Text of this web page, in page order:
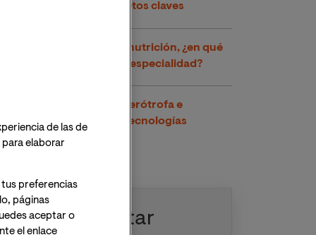
Nutrición enteral, conceptos claves
Salidas profesionales de nutrición, ¿en qué
puedes trabajar con esta especialidad?
Nutrición autótrofa y heterótrofa e
influencia de las nuevas tecnologías
Solicitar
de las de
elaborar
preferencias
páginas
aceptar o
el enlace